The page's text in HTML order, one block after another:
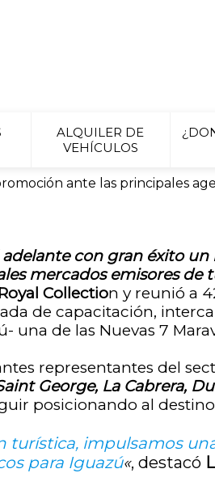
ALQUILER DE
VEHÍCULOS
ante las principales
con gran éxito
mercados emisores de
Collection y reunió a
de capacitación,
una de las Nuevas 7
representantes del
George, La Cabrera,
posicionando al
impulsamos
para Iguazú«, destacó